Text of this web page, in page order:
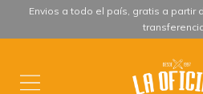
Envios a todo el país, gratis a partir